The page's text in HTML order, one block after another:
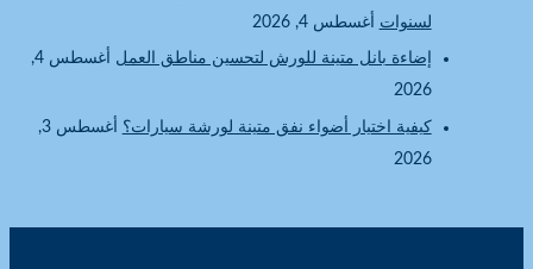
لسنوات أغسطس 4, 2026
إضاءة بانل متينة للورش لتحسين مناطق العمل
أغسطس 4,
2026
كيفية اختيار أضواء نفق متينة لورشة سيارات؟
أغسطس 3,
2026